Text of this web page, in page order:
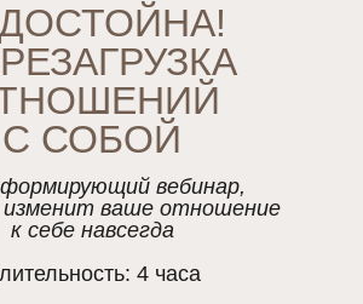
вебинар,
ваше отношение
к себе навсегда
4 часа
С СОБОЙ